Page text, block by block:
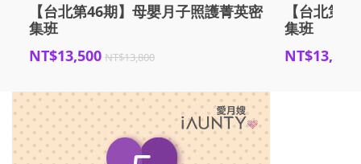
【台北第46期】母嬰月子照護菁英密
集班
NT$13,500 NT$13,800
【台北第
集班
NT$13,500